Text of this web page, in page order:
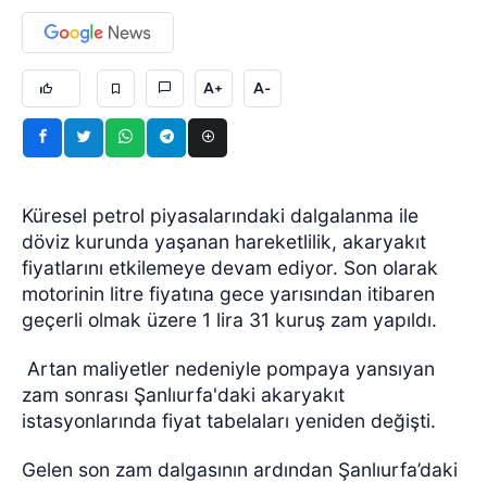
A+ A-
Küresel petrol piyasalarındaki dalgalanma ile
döviz kurunda yaşanan hareketlilik, akaryakıt
fiyatlarını etkilemeye devam ediyor. Son olarak
motorinin litre fiyatına gece yarısından itibaren
geçerli olmak üzere 1 lira 31 kuruş zam yapıldı.
Artan maliyetler nedeniyle pompaya yansıyan
zam sonrası Şanlıurfa'daki akaryakıt
istasyonlarında fiyat tabelaları yeniden değişti.
Gelen son zam dalgasının ardından Şanlıurfa’daki